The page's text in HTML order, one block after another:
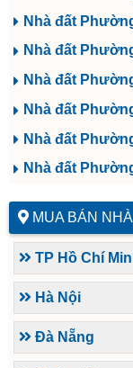
Nhà đất
Nhà đất
Nhà đất
Nhà đất
Nhà đất
Nhà đất
MUA BÁN
TP Hồ Chí
Hà Nội
Đà Nẵng